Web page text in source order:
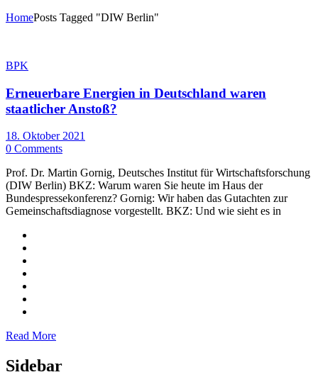
HomePosts Tagged "DIW Berlin"
BPK
Erneuerbare Energien in Deutschland waren
staatlicher Anstoß?
18. Oktober 2021
0 Comments
Prof. Dr. Martin Gornig, Deutsches Institut für Wirtschaftsforschung
(DIW Berlin) BKZ: Warum waren Sie heute im Haus der
Bundespressekonferenz? Gornig: Wir haben das Gutachten zur
Gemeinschaftsdiagnose vorgestellt. BKZ: Und wie sieht es in
Read More
Sidebar